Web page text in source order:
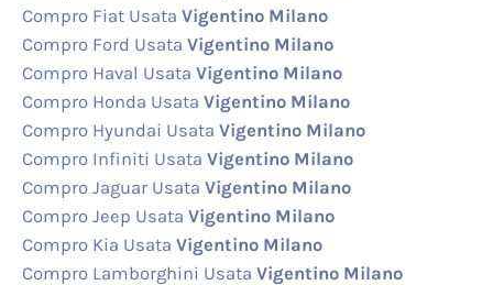
Compro Fiat Usata Vigentino Milano
Compro Ford Usata Vigentino Milano
Compro Haval Usata Vigentino Milano
Compro Honda Usata Vigentino Milano
Compro Hyundai Usata Vigentino Milano
Compro Infiniti Usata Vigentino Milano
Compro Jaguar Usata Vigentino Milano
Compro Jeep Usata Vigentino Milano
Compro Kia Usata Vigentino Milano
Compro Lamborghini Usata Vigentino Milano